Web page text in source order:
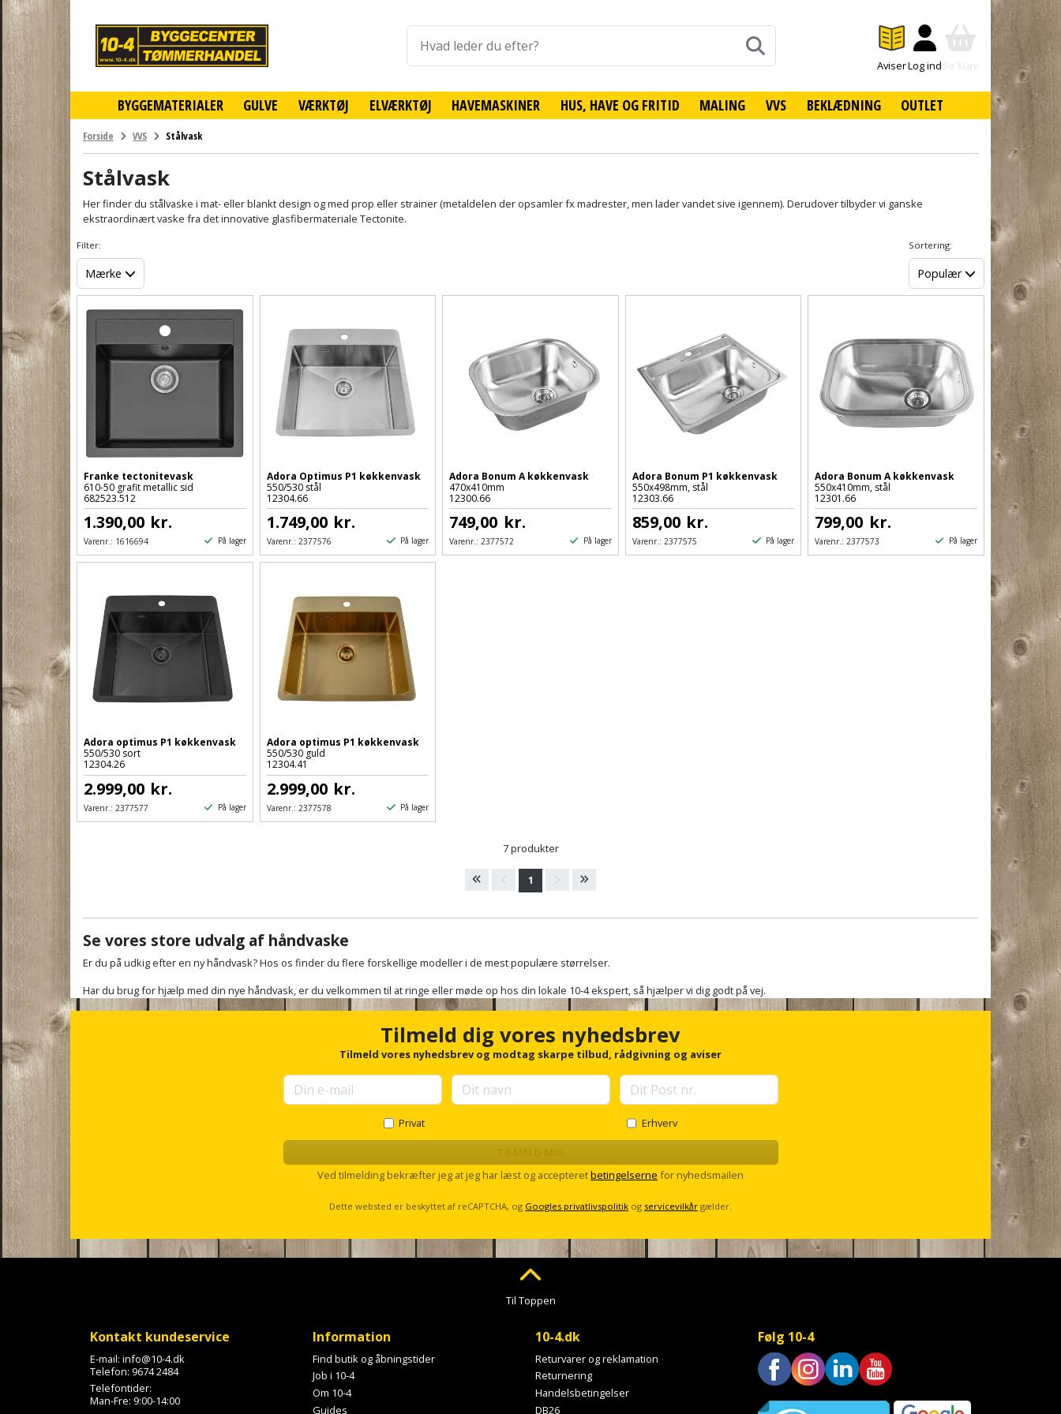
BYGGEMATERIALER GULVE VÆRKTØJ ELVÆRKTØJ HAVEMASKINER HUS, HAVE OG FRITID MALING VVS BEKLÆDNING OUTLET
online
byggemarked
og
-
AviserLog indSe Kurv
Forside VVS Stålvask
Stålvask
Her finder du stålvaske i mat- eller blankt design og med prop eller strainer (metaldelen der opsamler fx madrester, men lader vandet sive igennem). Derudover tilbyder vi ganske
ekstraordinært vaske fra det innovative glasfibermateriale Tectonite.
Filter:
Mærke
Sortering:
Populær
Franke tectonitevask
610-50 grafit metallic sid
682523.512
1.390,00 kr.
Varenr.: 1616694 På lager
Adora Optimus P1 køkkenvask
550/530 stål
12304.66
1.749,00 kr.
Varenr.: 2377576 På lager
Adora Bonum A køkkenvask
470x410mm
12300.66
749,00 kr.
Varenr.: 2377572 På lager
Adora Bonum P1 køkkenvask
550x498mm, stål
12303.66
859,00 kr.
Varenr.: 2377575 På lager
Adora Bonum A køkkenvask
550x410mm, stål
12301.66
799,00 kr.
Varenr.: 2377573 På lager
Adora optimus P1 køkkenvask
550/530 sort
12304.26
2.999,00 kr.
Varenr.: 2377577 På lager
Adora optimus P1 køkkenvask
550/530 guld
12304.41
2.999,00 kr.
Varenr.: 2377578 På lager
7 produkter
1
Se vores store udvalg af håndvaske
Er du på udkig efter en ny håndvask? Hos os finder du flere forskellige modeller i de mest populære størrelser.
Har du brug for hjælp med din nye håndvask, er du velkommen til at ringe eller møde op hos din lokale 10-4 ekspert, så hjælper vi dig godt på vej.
Tilmeld dig vores nyhedsbrev
Tilmeld vores nyhedsbrev og modtag skarpe tilbud, rådgivning og aviser
Privat Erhverv
Ved tilmelding bekræfter jeg at jeg har læst og accepteretbetingelserne for nyhedsmailen
Dette websted er beskyttet af reCAPTCHA, og Googles privatlivspolitik og servicevilkår gælder.
Til Toppen
Kontakt kundeservice
E-mail: info@10-4.dk
Telefon: 9674 2484
Telefontider:
Man-Fre: 9:00-14:00
Information
Find butik og åbningstider
Job i 10-4
Om 10-4
Guides
10-4.dk
Returvarer og reklamation
Returnering
Handelsbetingelser
DB26
Følg 10-4